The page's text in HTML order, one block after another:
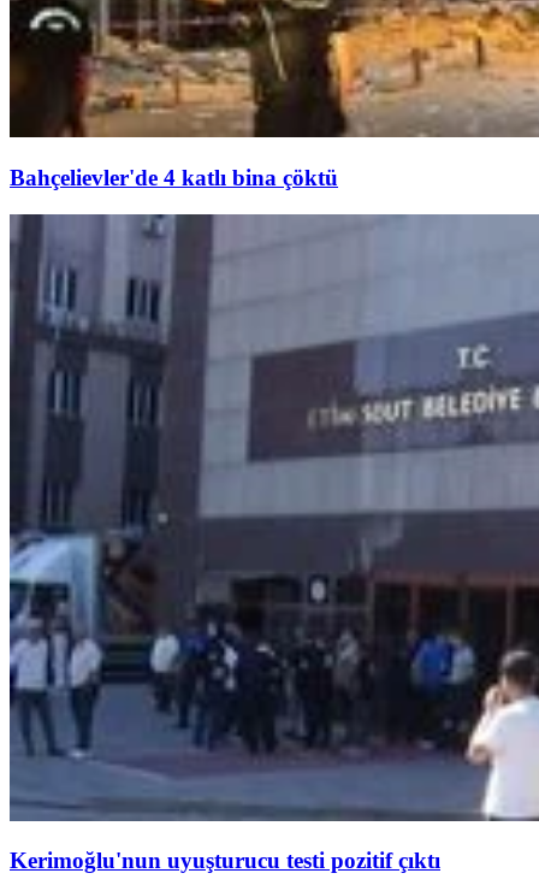
Bahçelievler'de 4 katlı bina çöktü
Kerimoğlu'nun uyuşturucu testi pozitif çıktı